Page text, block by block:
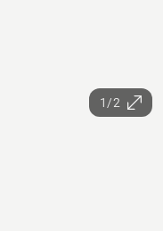
1/2